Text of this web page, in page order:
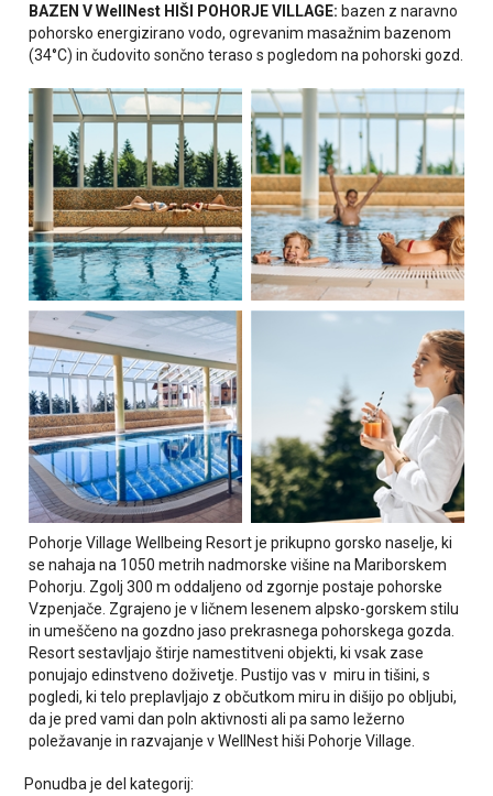
BAZEN V WellNest HIŠI POHORJE VILLAGE: bazen z naravno
pohorsko energizirano vodo, ogrevanim masažnim bazenom
(34°C) in čudovito sončno teraso s pogledom na pohorski gozd.
Pohorje Village Wellbeing Resort je prikupno gorsko naselje, ki
se nahaja na 1050 metrih nadmorske višine na Mariborskem
Pohorju. Zgolj 300 m oddaljeno od zgornje postaje pohorske
Vzpenjače. Zgrajeno je v ličnem lesenem alpsko-gorskem stilu
in umeščeno na gozdno jaso prekrasnega pohorskega gozda.
Resort sestavljajo štirje namestitveni objekti, ki vsak zase
ponujajo edinstveno doživetje. Pustijo vas v miru in tišini, s
pogledi, ki telo preplavljajo z občutkom miru in dišijo po obljubi,
da je pred vami dan poln aktivnosti ali pa samo ležerno
poležavanje in razvajanje v WellNest hiši Pohorje Village.
Ponudba je del kategorij: